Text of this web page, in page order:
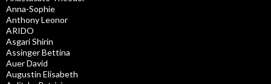
Anna-Sophie
Anthony Leonor
ARIDO
Asgari Shirin
Assinger Bettina
Auer David
Augustin Elisabeth